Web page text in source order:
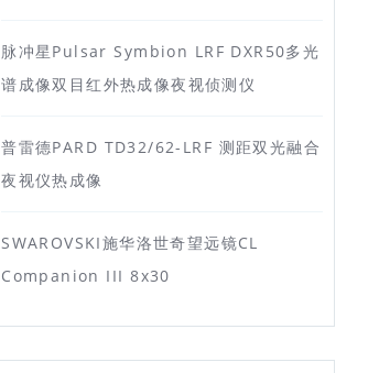
脉冲星Pulsar Symbion LRF DXR50多光
谱成像双目红外热成像夜视侦测仪
普雷德PARD TD32/62-LRF 测距双光融合
夜视仪热成像
SWAROVSKI施华洛世奇望远镜CL
Companion III 8x30